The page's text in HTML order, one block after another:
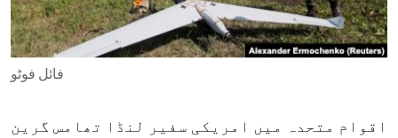
ENVIRONMENT AND HEALTH
IDEALS AND INSTITUTIONS
فائل فوٹو
اقوام متحدہ میں امریکی سفیر لنڈا تھامس گرین